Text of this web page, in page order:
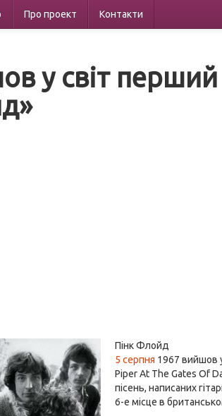
Про проект Контакти
у світ
Пінк Флойд
5 серпня 1967 вийшов
Piper At The Gates Of
пісень, написаних
6-е місце в